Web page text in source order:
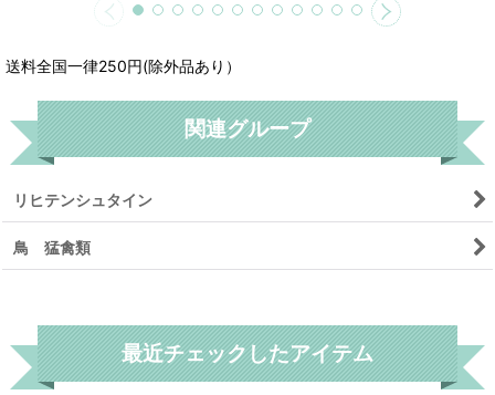
送料全国一律250円(除外品あり）
関連グループ
リヒテンシュタイン
鳥 猛禽類
最近チェックしたアイテム